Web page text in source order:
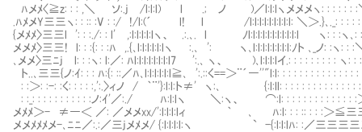
ﾊメﾒ〈≧z: : : ,＼ ソ:.j /l:l:l) l .; ノ )／l:l:lヽメメメヽ: : : : : : :
.ﾊﾒメY三三ヽ: : :: :V : :/ !/l:(´ l! l /l:l:l:l:l:l:l:l:l: ＼＞.}､._: : : : : :
{メﾒﾒ〉三三l ': : :./: : l' ,:l:l:l:l:lヽ、 .:.､. l ﾉl:l:l:l:l:l:l:l:l:l:l ヽ: : :ヽ､: : : : :
メメﾒ〉三三! l: : :{: : :ﾊ ,.{､l:l:l:l:l:lヽ :.､ ': ヽ､l:l:l:l:l:l:l:l:ﾉト ､_ノ: :ヽ: : :＼:
､メメ〉三ﾆj l: : :ヽ: l:／: ﾊl:l:l:l:l:l:l:l7 ':.､ ヽ、 )､l:l:l:lイ.: : : : : : : : : ヽ:
ト..､三三{ノ:ｲ: : : ﾊ:{: ::／ﾊ､l:l:l:l:l:l≧､ ':.::く==＞¨´―''"l:l: : : : : : : : : :
: :＞: :-: :く: : : : :,':.〉ィノ / ｀¨'}:l:l:ト≠' ヽ:､ {:l:ll: : : : : : : : : : : : : : :
: :_: : : : : : : : : : :ノ:ｲ'／:./ ﾊ:l:lヽ ＼:ヽ、 ⌒:l: : : : : : : : : : : : : :
メﾒﾒ＞- ≠―＜ ／: ／メメxx/':l:l:l:lィ ｀ ､ ﾊ:l: : : :: : : :＞≦三
メメﾒﾒﾒメ-､ﾆﾆ／:.:／三jメﾒメ/ {:l:l:l:l:ヽ ` -{:l:l:lﾊ: :／三三三三